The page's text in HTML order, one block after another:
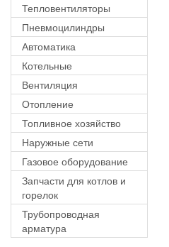
Тепловентиляторы
Пневмоцилиндры
Автоматика
Котельные
Вентиляция
Отопление
Топливное хозяйство
Наружные сети
Газовое оборудование
Запчасти для котлов и
горелок
Трубопроводная
арматура